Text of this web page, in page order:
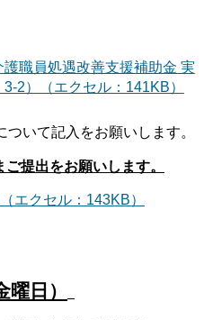
護職員処遇改善支援補助金 実
2）（エクセル：141KB）
いて記入をお願いします。
提出をお願いします。
エクセル：143KB）
日）